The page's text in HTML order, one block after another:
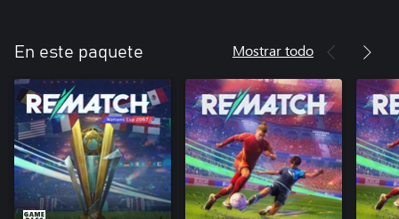
En este paquete Mostrar todo